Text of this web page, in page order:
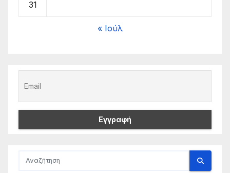
31
« Ιούλ